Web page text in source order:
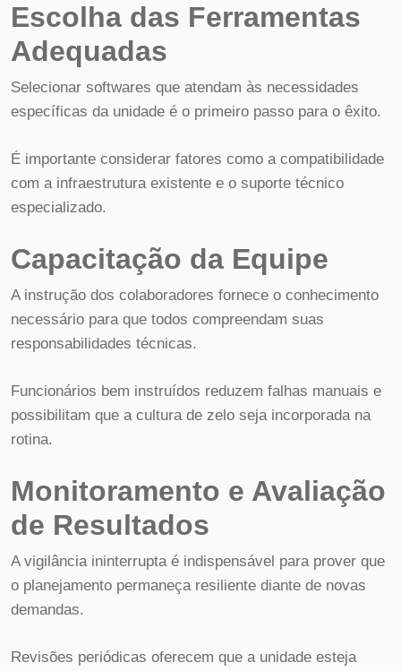
Escolha das Ferramentas
Adequadas
Selecionar softwares que atendam às necessidades
específicas da unidade é o primeiro passo para o êxito.
É importante considerar fatores como a compatibilidade
com a infraestrutura existente e o suporte técnico
especializado.
Capacitação da Equipe
A instrução dos colaboradores fornece o conhecimento
necessário para que todos compreendam suas
responsabilidades técnicas.
Funcionários bem instruídos reduzem falhas manuais e
possibilitam que a cultura de zelo seja incorporada na
rotina.
Monitoramento e Avaliação
de Resultados
A vigilância ininterrupta é indispensável para prover que
o planejamento permaneça resiliente diante de novas
demandas.
Revisões periódicas oferecem que a unidade esteja